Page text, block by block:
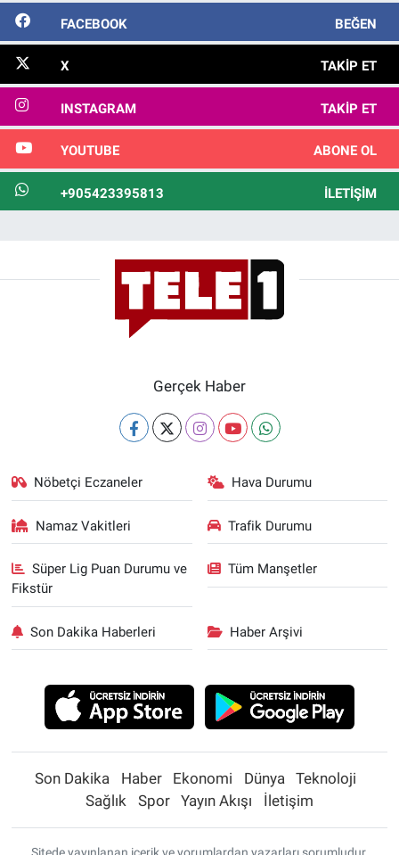
FACEBOOK BEĞEN
X TAKIP ET
INSTAGRAM TAKIP ET
YOUTUBE ABONE OL
+905423395813 İLETIŞIM
Gerçek Haber
Nöbetçi Eczaneler Hava Durumu
Namaz Vakitleri Trafik Durumu
Süper Lig Puan Durumu ve
Fikstür
Tüm Manşetler
Son Dakika Haberleri Haber Arşivi
Son Dakika Haber Ekonomi Dünya
Teknoloji
Sağlık
Spor Yayın Akışı İletişim